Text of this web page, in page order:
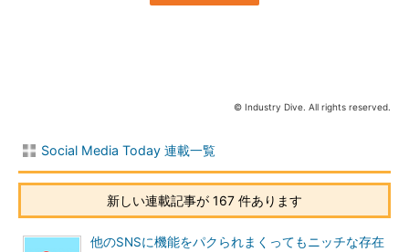
© Industry Dive. All rights reserved.
Social Media Today 連載一覧
新しい連載記事が 167 件あります
他のSNSに機能をパクられまくってもニッチな存在